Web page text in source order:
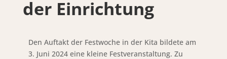
der Einrichtung
Den Auftakt der Festwoche in der Kita bildete am
3. Juni 2024 eine kleine Festveranstaltung. Zu